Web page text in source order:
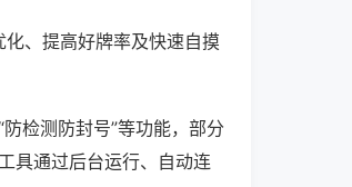
、提高好牌率及快速自摸
检测防封号”等功能，部分
具通过后台运行、自动连